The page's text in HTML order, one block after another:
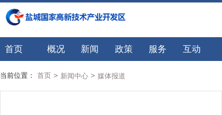
首页 概况 新闻 政策 服务 互动
当前位置： 首页 > 新闻中心 > 媒体报道